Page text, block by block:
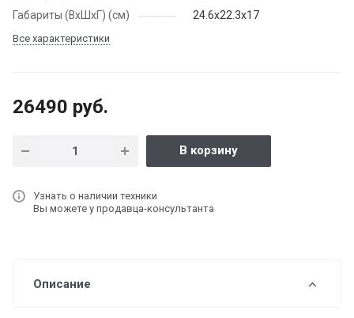
Габариты (ВхШхГ) (см) 24.6х22.3х17
Все характеристики
26490 руб.
В корзину
Узнать о наличии техники
Вы можете у продавца-консультанта
Описание